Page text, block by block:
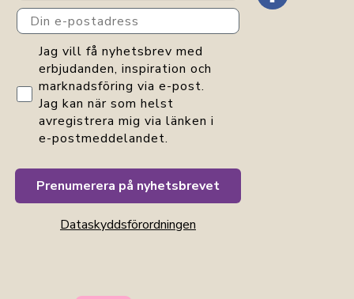
Din e-postadress
GDPR consent
Jag vill få nyhetsbrev med
erbjudanden, inspiration och
marknadsföring via e-post.
Jag kan när som helst
avregistrera mig via länken i
e-postmeddelandet.
Prenumerera på nyhetsbrevet
Dataskyddsförordningen